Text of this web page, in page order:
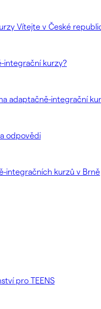
Vítejte v České
integrační kurzy?
adaptačně-integrační
odpovědi
integračních kurzů v Brně
pro TEENS